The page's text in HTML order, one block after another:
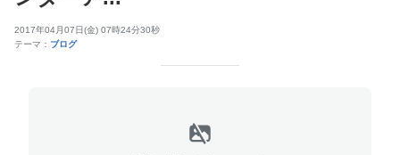
2017年04月07日(金) 07時24分30秒
テーマ： ブログ